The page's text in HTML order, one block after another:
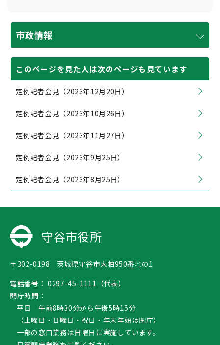
市政情報
このページを見た人は次のページも見ています
定例記者会見（2023年12月20日）
定例記者会見（2023年10月26日）
定例記者会見（2023年11月27日）
定例記者会見（2023年9月25日）
定例記者会見（2023年8月25日）
守谷市役所
〒302-0198 茨城県守谷市大柏950番地の1
電話番号： 0297-45-1111（代表）
開庁時間：
平日 午前8時30分から午後5時15分
（土曜日・日曜日・祝日・年末年始は閉庁）
一部の窓口業務は日曜日に実施しています。